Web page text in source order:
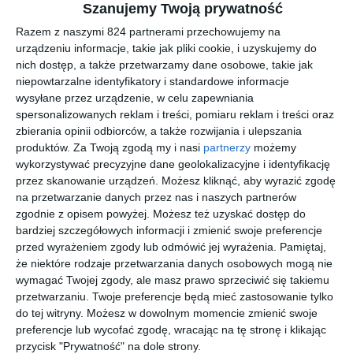
Szanujemy Twoją prywatność
Razem z naszymi 824 partnerami przechowujemy na
urządzeniu informacje, takie jak pliki cookie, i uzyskujemy do
nich dostęp, a także przetwarzamy dane osobowe, takie jak
niepowtarzalne identyfikatory i standardowe informacje
wysyłane przez urządzenie, w celu zapewniania
spersonalizowanych reklam i treści, pomiaru reklam i treści oraz
zbierania opinii odbiorców, a także rozwijania i ulepszania
produktów. Za Twoją zgodą my i nasi partnerzy możemy
wykorzystywać precyzyjne dane geolokalizacyjne i identyfikację
przez skanowanie urządzeń. Możesz kliknąć, aby wyrazić zgodę
na przetwarzanie danych przez nas i naszych partnerów
zgodnie z opisem powyżej. Możesz też uzyskać dostęp do
bardziej szczegółowych informacji i zmienić swoje preferencje
przed wyrażeniem zgody lub odmówić jej wyrażenia.
Pamiętaj,
że niektóre rodzaje przetwarzania danych osobowych mogą nie
wymagać Twojej zgody, ale masz prawo sprzeciwić się takiemu
przetwarzaniu. Twoje preferencje będą mieć zastosowanie tylko
do tej witryny. Możesz w dowolnym momencie zmienić swoje
preferencje lub wycofać zgodę, wracając na tę stronę i klikając
przycisk "Prywatność" na dole strony.
SEEN
0NE1056
002
79,
przejdź do
sklepu
D BY D
DBOM0028
CC00
179 ,
przejdź do
sklepu
RAY BAN
0RX3768V
2501
665 ,
przejdź do
sklepu
TOM FORD
FT6042-B
1.525,
przejdź do
sklepu
BROOKS
BROTHERS
0BB1044
1502 487,
20
przejdź do
PERSOL
0PO3189V
95
935,
20
przejdź do
sklepu
D BY D
DBOF0020
179,
40
przejdź do
sklepu
FERRARI
SCUDERIA
0FZ8005U
501
545,
30
przejdź do
sklepu